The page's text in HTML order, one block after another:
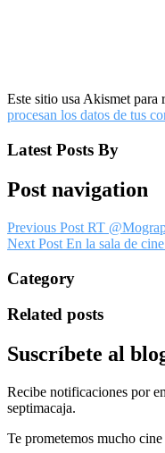
Este sitio usa Akismet para
procesan los datos de tus
Latest Posts By
Post navigation
Previous Post RT
Next Post En la sala de
Category
Related posts
Suscríbete al
Recibe notificaciones por
septimacaja.
Te prometemos mucho